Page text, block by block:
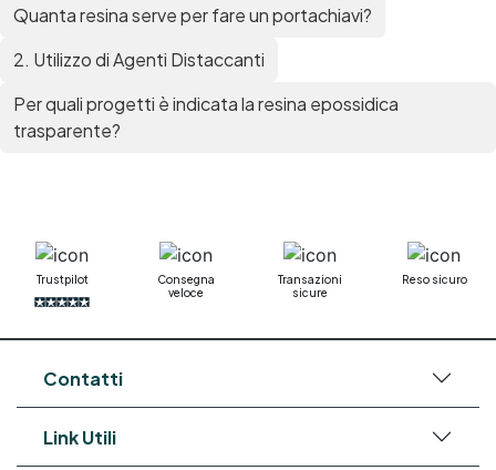
Quanta resina serve per fare un portachiavi?
2. Utilizzo di Agenti Distaccanti
Per quali progetti è indicata la resina epossidica
trasparente?
Trustpilot
Consegna
veloce
Transazioni
sicure
Reso sicuro
Contatti
Link Utili